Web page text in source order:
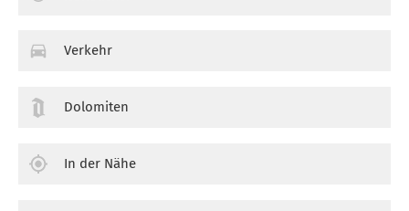
Verkehr
Dolomiten
In der Nähe